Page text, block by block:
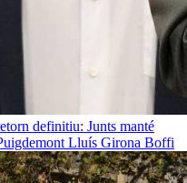
definitiu: Junts manté
Lluís Girona Boffi